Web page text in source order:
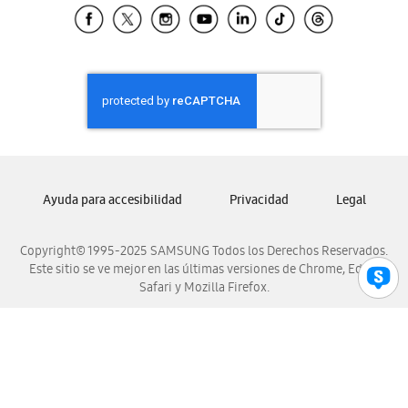
Samsung El Salvador
Samsung Honduras
Samsung Nicaragua
Samsung Panamá
Samsung Venezuela
Copyright© 1995-2025 SAMSUNG Todos los Derechos Reservados.
Este sitio se ve mejor en las últimas versiones de Chrome, Edge,
Safari y Mozilla Firefox.
Ayuda para accesibilidad Privacidad Legal